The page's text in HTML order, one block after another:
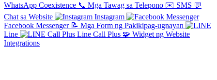
WhatsApp Coexistence 📞 Mga Tawag sa Telepono ✉️ SMS 💬
Chat sa Website
Instagram
Facebook Messenger 📝 Mga Form ng Pakikipag-ugnayan
Line
Line Call Plus 🧩 Widget ng Website
Integrations